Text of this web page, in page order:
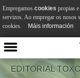
EDITORIAL
Empregamos cookies propias
servizos. Ao empregar os nosos
cookies.
Máis información